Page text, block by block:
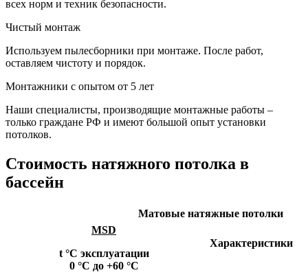
всех норм и техник безопасности.
Чистый монтаж
Используем пылесборники при монтаже. После работ,
оставляем чистоту и порядок.
Монтажники с опытом от 5 лет
Наши специалисты, производящие монтажные работы –
только граждане РФ и имеют большой опыт установки
потолков.
Стоимость натяжного потолка в
бассейн
Матовые натяжные потолки
MSD
t °С эксплуатации
0 °С до +60 °С
Характеристики